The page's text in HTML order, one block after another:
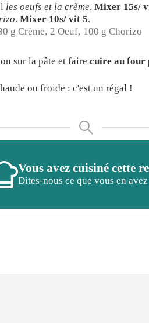
les oeufs et la crème.Mixer 15s/
.Mixer 10s/ vit 5.
g Crème, 2 Oeuf, 100 g Chorizo
sur la pâte et fairecuire au four
ou froide : c'est un régal !
Vous avez cuisiné cette
Dites-nous ce que vous en avez